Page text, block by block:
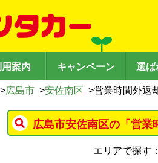
用案内 キャンペーン 選ば
>広島市 >安佐南区 >営業時間外返
広島市安佐南区の「営業
エリアで探す：